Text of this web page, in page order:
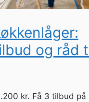
og råd
kr. Få 3 tilbud på